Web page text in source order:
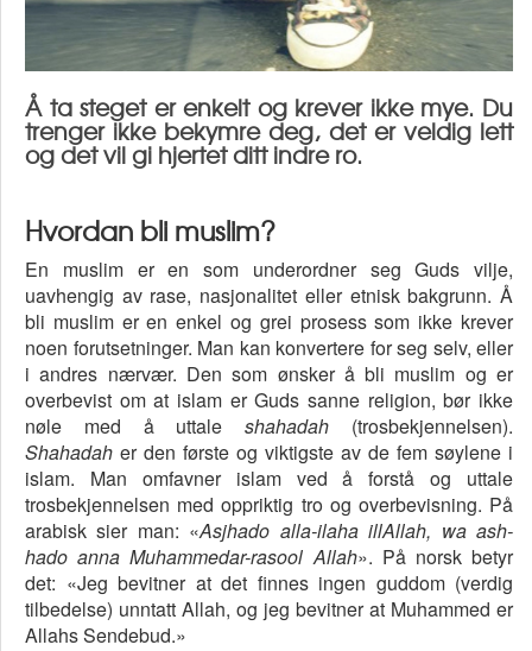
Å ta steget er enkelt og krever ikke mye. Du
trenger ikke bekymre deg, det er veldig lett
og det vil gi hjertet ditt indre ro.
Hvordan bli muslim?
En muslim er en som underordner seg Guds vilje,
uavhengig av rase, nasjonalitet eller etnisk bakgrunn. Å
bli muslim er en enkel og grei prosess som ikke krever
noen forutsetninger. Man kan konvertere for seg selv, eller
i andres nærvær. Den som ønsker å bli muslim og er
overbevist om at islam er Guds sanne religion, bør ikke
nøle med å uttaleshahadah (trosbekjennelsen).
Shahadah er den første og viktigste av de fem søylene i
islam. Man omfavner islam ved å forstå og uttale
trosbekjennelsen med oppriktig tro og overbevisning. På
arabisk sier man: «Asjhado alla-ilaha illAllah, wa ash-
hado anna Muhammedar-rasool Allah». På norsk betyr
det: «Jeg bevitner at det finnes ingen guddom (verdig
tilbedelse) unntatt Allah, og jeg bevitner at Muhammed er
Allahs Sendebud.»